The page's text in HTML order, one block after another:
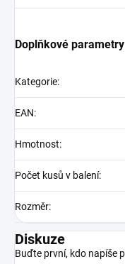
Doplňkové parametry
Kategorie:
EAN:
Hmotnost:
Počet kusů v balení:
Rozměr:
Diskuze
Buďte první, kdo napíše